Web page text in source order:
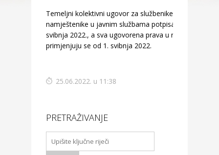
Temeljni kolektivni ugovor za službenike i
namještenike u javnim službama potpisan je 6.
svibnja 2022., a sva ugovorena prava u njemu
primjenjuju se od 1. svibnja 2022.
25.06.2022. u 11:38
PRETRAŽIVANJE